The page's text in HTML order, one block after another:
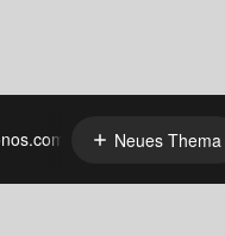
Neues Thema